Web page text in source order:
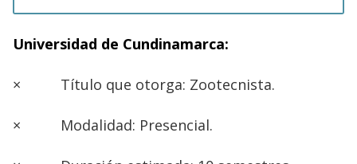
Universidad de Cundinamarca:
× Título que otorga: Zootecnista.
× Modalidad: Presencial.